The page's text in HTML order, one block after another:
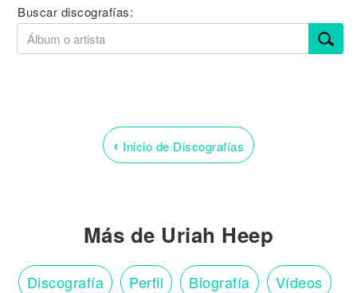
Buscar discografías:
‹ Inicio de Discografías
Más de Uriah Heep
Discografía Perfil Biografía Vídeos